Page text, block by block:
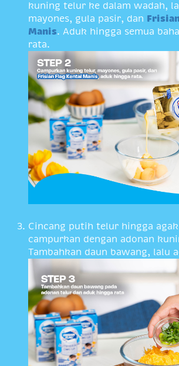
kuning telur ke dalam wadah,
mayones, gula pasir, dan
Manis. Aduk hingga semua
rata.
Cincang putih telur hingga
campurkan dengan adonan
Tambahkan daun bawang, lalu